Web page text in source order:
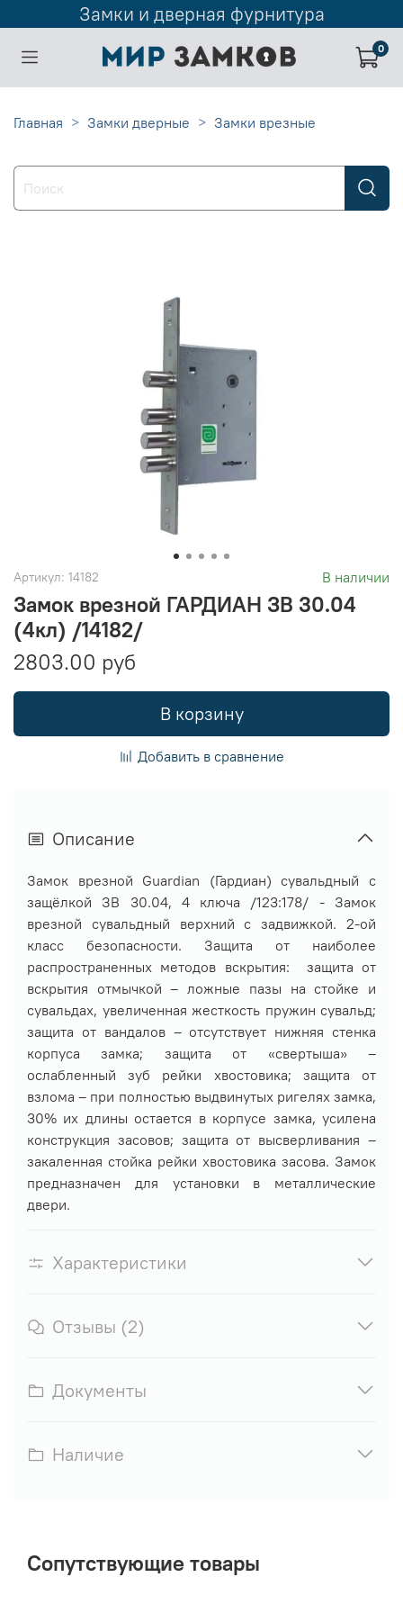
Замки и дверная фурнитура
0
Главная Замки дверные Замки врезные
Артикул: 14182 В наличии
Замок врезной ГАРДИАН ЗВ 30.04
(4кл) /14182/
2803.00 руб
В корзину
Добавить в сравнение
Описание
Замок врезной Guardian (Гардиан) сувальдный с
защёлкой ЗВ 30.04, 4 ключа /123:178/ - Замок
врезной сувальдный верхний с задвижкой. 2-ой
класс безопасности. Защита от наиболее
распространенных методов вскрытия: защита от
вскрытия отмычкой – ложные пазы на стойке и
сувальдах, увеличенная жесткость пружин сувальд;
защита от вандалов – отсутствует нижняя стенка
корпуса замка; защита от «свертыша» –
ослабленный зуб рейки хвостовика; защита от
взлома – при полностью выдвинутых ригелях замка,
30% их длины остается в корпусе замка, усилена
конструкция засовов; защита от высверливания –
закаленная стойка рейки хвостовика засова. Замок
предназначен для установки в металлические
двери.
Характеристики
Отзывы (2)
Документы
Наличие
Сопутствующие товары